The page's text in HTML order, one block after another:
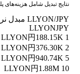
نتایج تبدیل شامل هزینه‌های
LLYON/JPY مبدل نرخ ارز
LLYONJPY
1 LLYON
円188.15K
2 LLYON
円376.30K
5 LLYON
円940.74K
10 LLYON
円1.88M